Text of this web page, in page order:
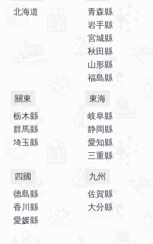
北海道
青森縣
岩手縣
宮城縣
秋田縣
山形縣
福島縣
關東
栃木縣
群馬縣
埼玉縣
東海
岐阜縣
静岡縣
愛知縣
三重縣
四國
德島縣
香川縣
愛媛縣
九州
佐賀縣
大分縣